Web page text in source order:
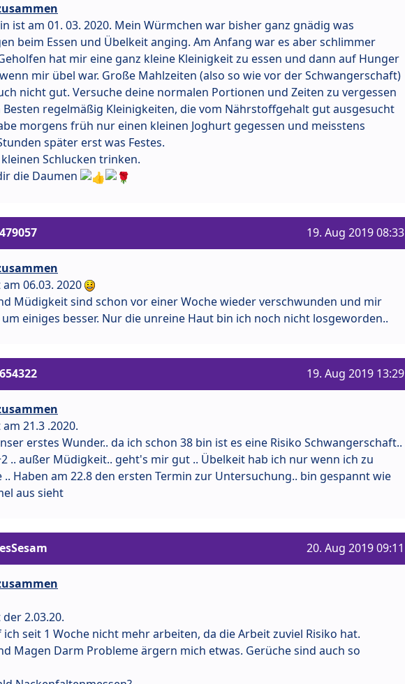
ist am 01. 03. 2020. Mein Würmchen war bisher ganz gnädig was
beim Essen und Übelkeit anging. Am Anfang war es aber schlimmer
hat mir eine ganz kleine Kleinigkeit zu essen und dann auf Hunger
mir übel war. Große Mahlzeiten (also so wie vor der Schwangerschaft)
nicht gut. Versuche deine normalen Portionen und Zeiten zu vergessen
Besten regelmäßig Kleinigkeiten, die vom Nährstoffgehalt gut ausgesucht
morgens früh nur einen kleinen Joghurt gegessen und meisstens
später erst was Festes.
Schlucken trinken.
die Daumen
19. Aug 2019 08:33
06.03. 2020
Müdigkeit sind schon vor einer Woche wieder verschwunden und mir
einiges besser. Nur die unreine Haut bin ich noch nicht losgeworden..
19. Aug 2019 13:29
21.3 .2020.
erstes Wunder.. da ich schon 38 bin ist es eine Risiko Schwangerschaft..
.. außer Müdigkeit.. geht's mir gut .. Übelkeit hab ich nur wenn ich zu
.. Haben am 22.8 den ersten Termin zur Untersuchung.. bin gespannt wie
aus sieht
20. Aug 2019 09:11
2.03.20.
ich seit 1 Woche nicht mehr arbeiten, da die Arbeit zuviel Risiko hat.
Magen Darm Probleme ärgern mich etwas. Gerüche sind auch so